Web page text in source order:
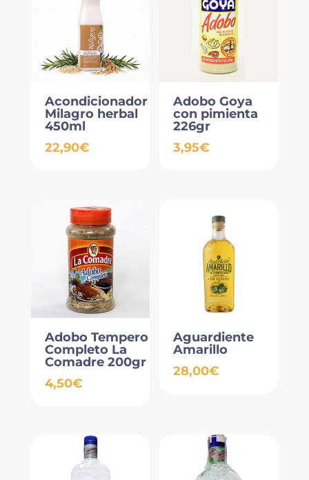
Acondicionador
Milagro herbal
450ml
22,90€
Adobo Goya
con pimienta
226gr
3,95€
Adobo Tempero
Completo La
Comadre 200gr
4,50€
Aguardiente
Amarillo
28,00€